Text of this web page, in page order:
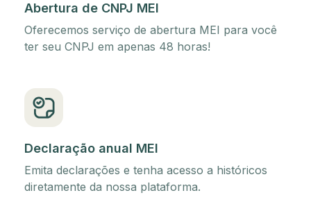
Abertura de CNPJ MEI
Oferecemos serviço de abertura MEI para você
ter seu CNPJ em apenas 48 horas!
Declaração anual MEI
Emita declarações e tenha acesso a históricos
diretamente da nossa plataforma.